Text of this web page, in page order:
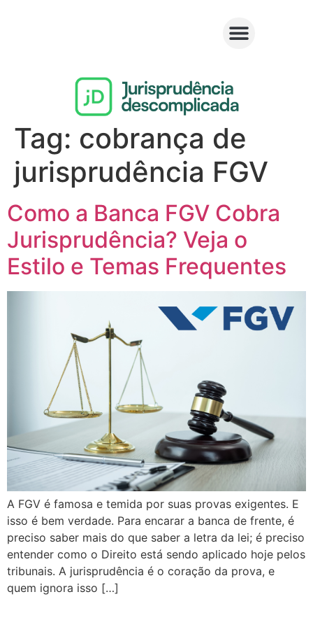
Tag: cobrança de
jurisprudência FGV
Como a Banca FGV Cobra
Jurisprudência? Veja o
Estilo e Temas Frequentes
A FGV é famosa e temida por suas provas exigentes. E
isso é bem verdade. Para encarar a banca de frente, é
preciso saber mais do que saber a letra da lei; é preciso
entender como o Direito está sendo aplicado hoje pelos
tribunais. A jurisprudência é o coração da prova, e
quem ignora isso […]